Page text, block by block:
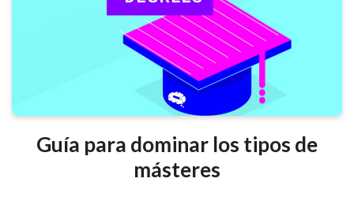
Guía para dominar los tipos de
másteres